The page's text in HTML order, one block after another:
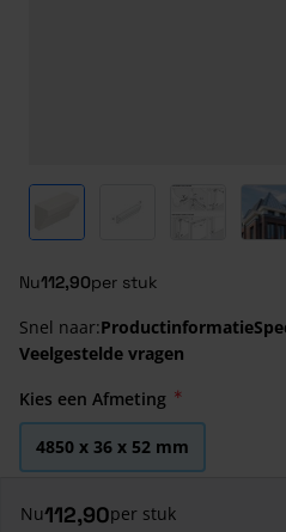
View larger imageView larger image
View
Nu112,90per stuk
Snel naar:Productinformatie
Veelgestelde vragen
Kies een Afmeting
4850 x 36 x 52 mm
Nu112,90per stuk